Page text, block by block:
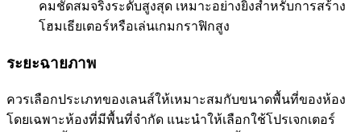
คมชัดสมจริงระดับสูงสุด เหมาะอย่างยิ่งสำหรับการสร้าง
โฮมเธียเตอร์หรือเล่นเกมกราฟิกสูง
ระยะฉายภาพ
ควรเลือกประเภทของเลนส์ให้เหมาะสมกับขนาดพื้นที่ของห้อง
โดยเฉพาะห้องที่มีพื้นที่จำกัด แนะนำให้เลือกใช้โปรเจกเตอร์